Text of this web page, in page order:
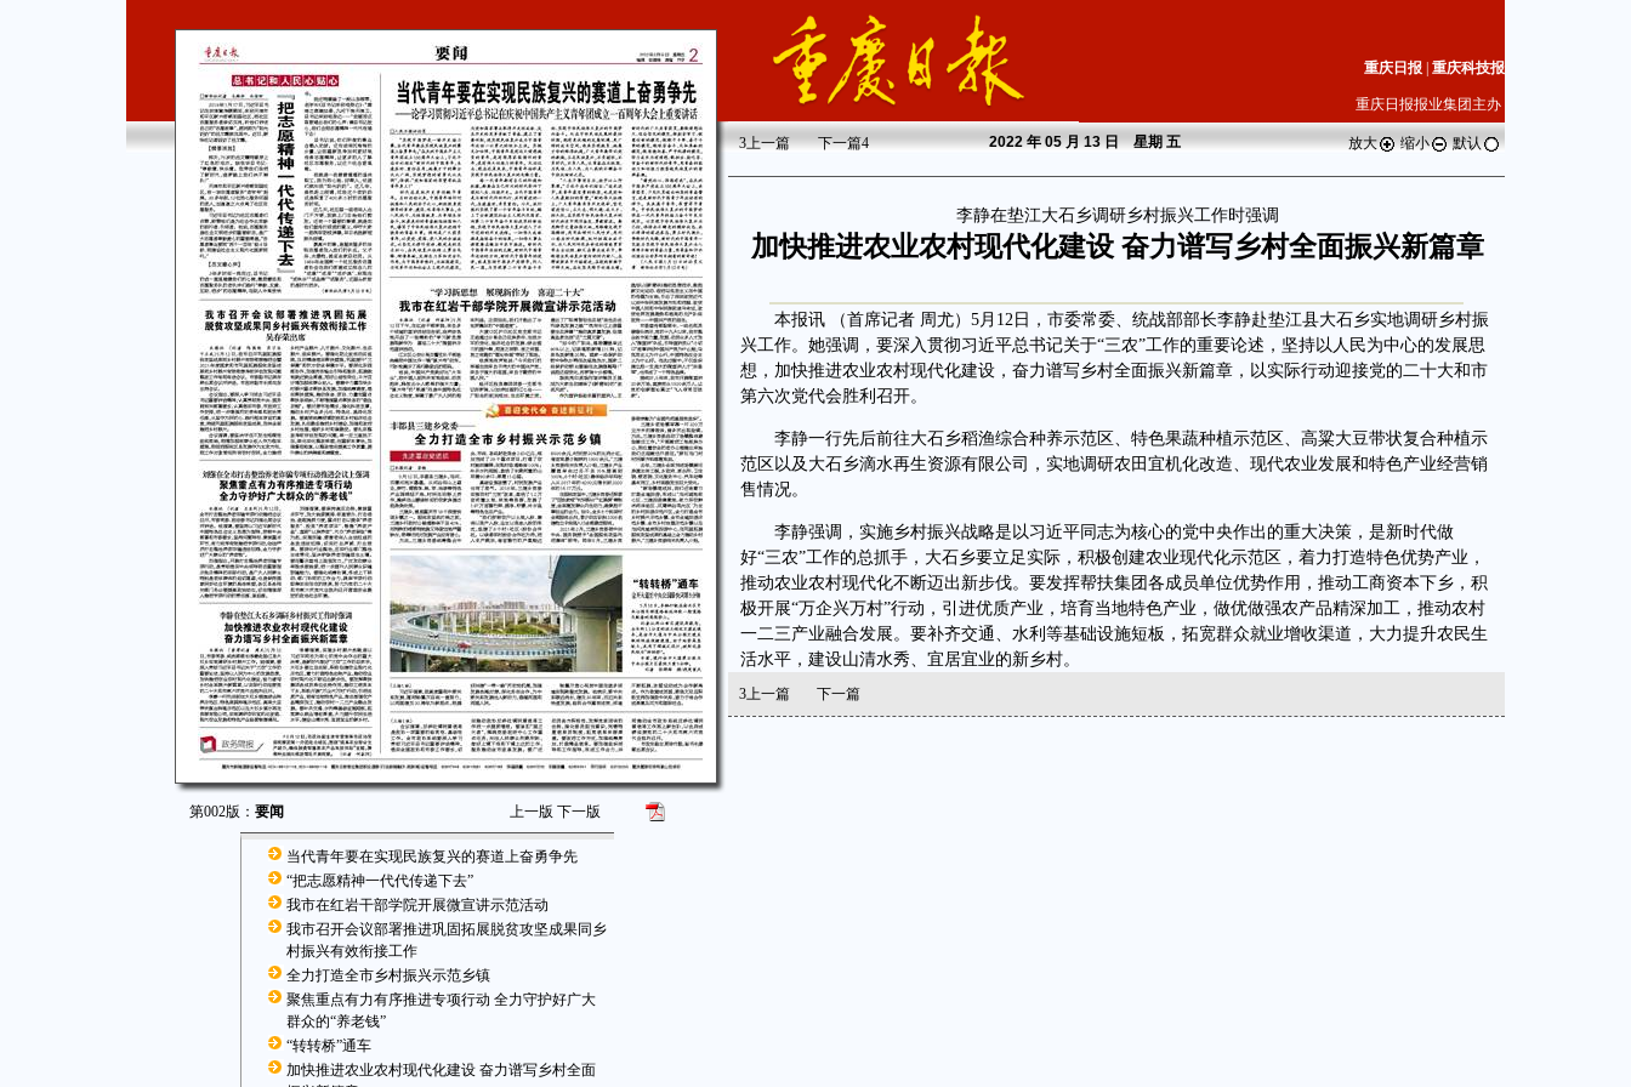
第002版： 要闻 上一版 下一版
当代青年要在实现民族复兴的赛道上奋勇争先
“把志愿精神一代代传递下去”
我市在红岩干部学院开展微宣讲示范活动
我市召开会议部署推进巩固拓展脱贫攻坚成果同乡
村振兴有效衔接工作
全力打造全市乡村振兴示范乡镇
聚焦重点有力有序推进专项行动 全力守护好广大
群众的“养老钱”
“转转桥”通车
加快推进农业农村现代化建设 奋力谱写乡村全面
重庆日报 重庆科技报
重庆日报报业集团主办
3上一篇 下一篇4 2022年 05 月 13 日 星期五 放大 缩小 默认
李静在垫江大石乡调研乡村振兴工作时强调
加快推进农业农村现代化建设 奋力谱写乡村全面振兴新篇章
本报讯 （首席记者 周尤）5月12日，市委常委、统战部部长李静赴垫江县大石乡实地调研乡村振
兴工作。她强调，要深入贯彻习近平总书记关于“三农”工作的重要论述，坚持以人民为中心的发展思
想，加快推进农业农村现代化建设，奋力谱写乡村全面振兴新篇章，以实际行动迎接党的二十大和市
第六次党代会胜利召开。
李静一行先后前往大石乡稻渔综合种养示范区、特色果蔬种植示范区、高粱大豆带状复合种植示
范区以及大石乡滴水再生资源有限公司，实地调研农田宜机化改造、现代农业发展和特色产业经营销
售情况。
李静强调，实施乡村振兴战略是以习近平同志为核心的党中央作出的重大决策，是新时代做
好“三农”工作的总抓手，大石乡要立足实际，积极创建农业现代化示范区，着力打造特色优势产业，
推动农业农村现代化不断迈出新步伐。要发挥帮扶集团各成员单位优势作用，推动工商资本下乡，积
极开展“万企兴万村”行动，引进优质产业，培育当地特色产业，做优做强农产品精深加工，推动农村
一二三产业融合发展。要补齐交通、水利等基础设施短板，拓宽群众就业增收渠道，大力提升农民生
活水平，建设山清水秀、宜居宜业的新乡村。
3上一篇 下一篇